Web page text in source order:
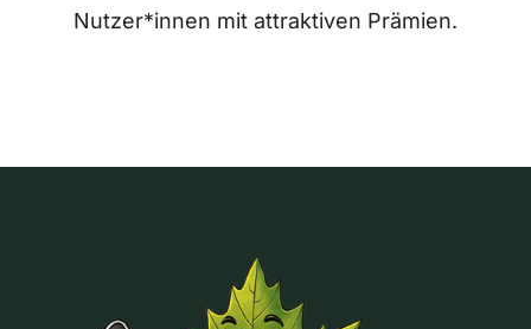
Nutzer*innen mit attraktiven Prämien.